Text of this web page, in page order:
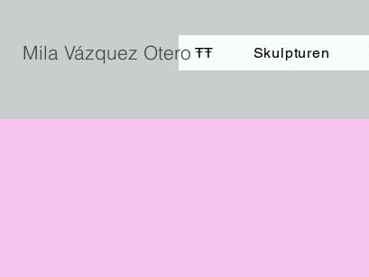
Mila Vázquez Otero ŦŦ Skulpturen